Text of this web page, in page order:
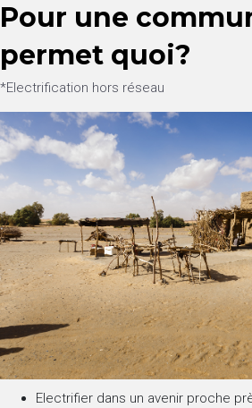
Pour une
permet quoi?
*Electrification hors réseau
Electrifier dans un avenir proche